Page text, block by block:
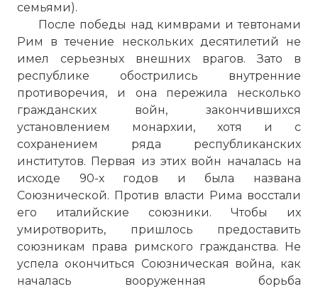
семьями).
После победы над кимврами и тевтонами
Рим в течение нескольких десятилетий не
имел серьезных внешних врагов. Зато в
республике обострились внутренние
противоречия, и она пережила несколько
гражданских войн, закончившихся
установлением монархии, хотя и с
сохранением ряда республиканских
институтов. Первая из этих войн началась на
исходе 90-х годов и была названа
Союзнической. Против власти Рима восстали
его италийские союзники. Чтобы их
умиротворить, пришлось предоставить
союзникам права римского гражданства. Не
успела окончиться Союзническая война, как
началась вооруженная борьба